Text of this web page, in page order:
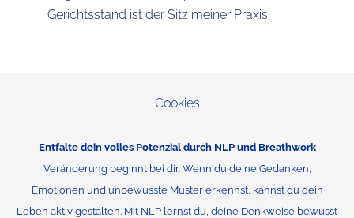
Gerichtsstand ist der Sitz meiner Praxis.
Cookies
Entfalte dein volles Potenzial durch NLP und Breathwork
Veränderung beginnt bei dir. Wenn du deine Gedanken,
Emotionen und unbewusste Muster erkennst, kannst du dein
Leben aktiv gestalten. Mit NLP lernst du, deine Denkweise bewusst